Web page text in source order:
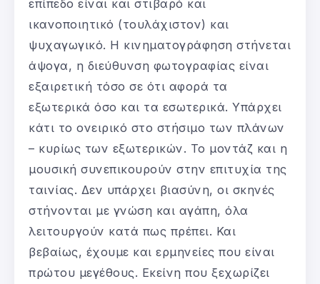
επίπεδο είναι και στιβαρό και
ικανοποιητικό (τουλάχιστον) και
ψυχαγωγικό. Η κινηματογράφηση στήνεται
άψογα, η διεύθυνση φωτογραφίας είναι
εξαιρετική τόσο σε ότι αφορά τα
εξωτερικά όσο και τα εσωτερικά. Υπάρχει
κάτι το ονειρικό στο στήσιμο των πλάνων
– κυρίως των εξωτερικών. Το μοντάζ και η
μουσική συνεπικουρούν στην επιτυχία της
ταινίας. Δεν υπάρχει βιασύνη, οι σκηνές
στήνονται με γνώση και αγάπη, όλα
λειτουργούν κατά πως πρέπει. Και
βεβαίως, έχουμε και ερμηνείες που είναι
πρώτου μεγέθους. Εκείνη που ξεχωρίζει